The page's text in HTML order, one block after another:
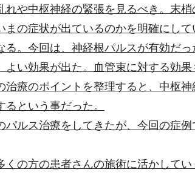
れや中枢神経の緊張を見るべき。末
まの症状が出ているのかを明確にし
る。今回は、神経根パルスが有効だ
よい効果が出た。血管束に対する効
治療のポイントを整理すると、中枢
るという事だった。
パルス治療をしてきたが、今回の症
くの方の患者さんの施術に活かしてい